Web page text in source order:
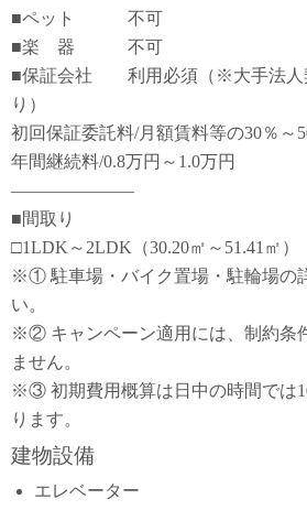
■ペット 不可
■楽 器 不可
■保証会社 利用必須（※大手法人
り）
初回保証委託料/月額賃料等の30％～
年間継続料/0.8万円～1.0万円
―――――――
■間取り
□1LDK～2LDK（30.20㎡～51.41㎡）
※① 駐車場・バイク置場・駐輪場の
い。
※② キャンペーン適用には、制約条
ません。
※③ 初期費用概算は日中の時間では
ります。
建物設備
エレベーター